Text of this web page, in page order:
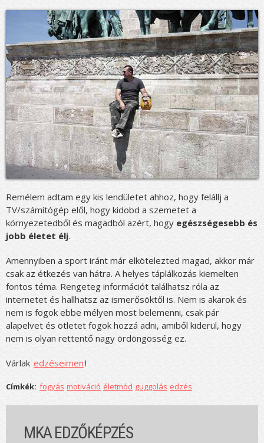
Remélem adtam egy kis lendületet ahhoz, hogy felállj a
TV/számítógép elől, hogy kidobd a szemetet a
környezetedből és magadból azért, hogy egészségesebb és
jobb életet élj.
Amennyiben a sport iránt már elkötelezted magad, akkor már
csak az étkezés van hátra. A helyes táplálkozás kiemelten
fontos téma. Rengeteg információt találhatsz róla az
internetet és hallhatsz az ismerősöktől is. Nem is akarok és
nem is fogok ebbe mélyen most belemenni, csak pár
alapelvet és ötletet fogok hozzá adni, amiből kiderül, hogy
nem is olyan rettentő nagy ördöngösség ez.
Várlak edzéseimen!
Címkék: fogyás motiváció életmód guggolás edzés
MKA EDZŐKÉPZÉS